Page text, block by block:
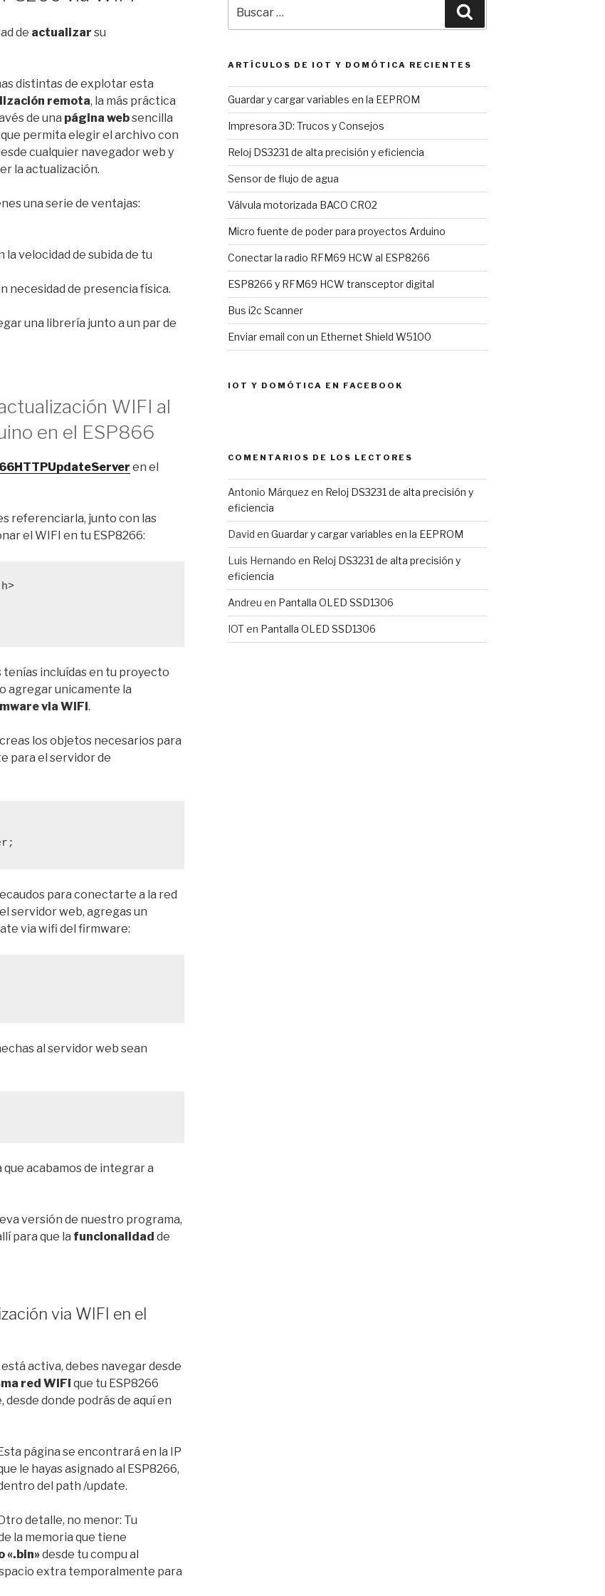
de actualizar su
distintas de explotar esta
remota, la más práctica
de una página websencilla
permita elegir el archivo con
cualquier navegador web y
la actualización.
una serie de ventajas:
velocidad de subida de tu
necesidad de presencia física.
una librería junto a un par de
WIFI al
en el ESP866
en el
referenciarla, junto con las
el WIFI en tu ESP8266:
tenías incluídas en tu proyecto
agregar unicamente la
via WIFI.
los objetos necesarios para
para el servidor de
para conectarte a la red
servidor web, agregas un
via wifi del firmware:
al servidor web sean
acabamos de integrar a
versión de nuestro programa,
para que la funcionalidad de
via WIFI en el
activa, debes navegar desde
red WIFI que tu ESP8266
donde podrás de aquí en
página se encontrará en la IP
le hayas asignado al ESP8266,
del path /update.
detalle, no menor: Tu
la memoria que tiene
«.bin»desde tu compu al
extra temporalmente para
por:
ARTÍCULOS DE IOT Y DOMÓTICA RECIENTES
Guardar y cargar variables en la EEPROM
Impresora 3D: Trucos y Consejos
Reloj DS3231 de alta precisión y eficiencia
Sensor de flujo de agua
Válvula motorizada BACO CR02
Micro fuente de poder para proyectos Arduino
Conectar la radio RFM69 HCW al ESP8266
ESP8266 y RFM69 HCW transceptor digital
Bus i2c Scanner
Enviar email con un Ethernet Shield W5100
IOT Y DOMÓTICA EN FACEBOOK
COMENTARIOS DE LOS LECTORES
Antonio Márquezen Reloj DS3231 de alta precisión y
eficiencia
David en Guardar y cargar variables en la EEPROM
Luis Hernando en Reloj DS3231 de alta precisión y
eficiencia
Andreu en Pantalla OLED SSD1306
IOTen Pantalla OLED SSD1306